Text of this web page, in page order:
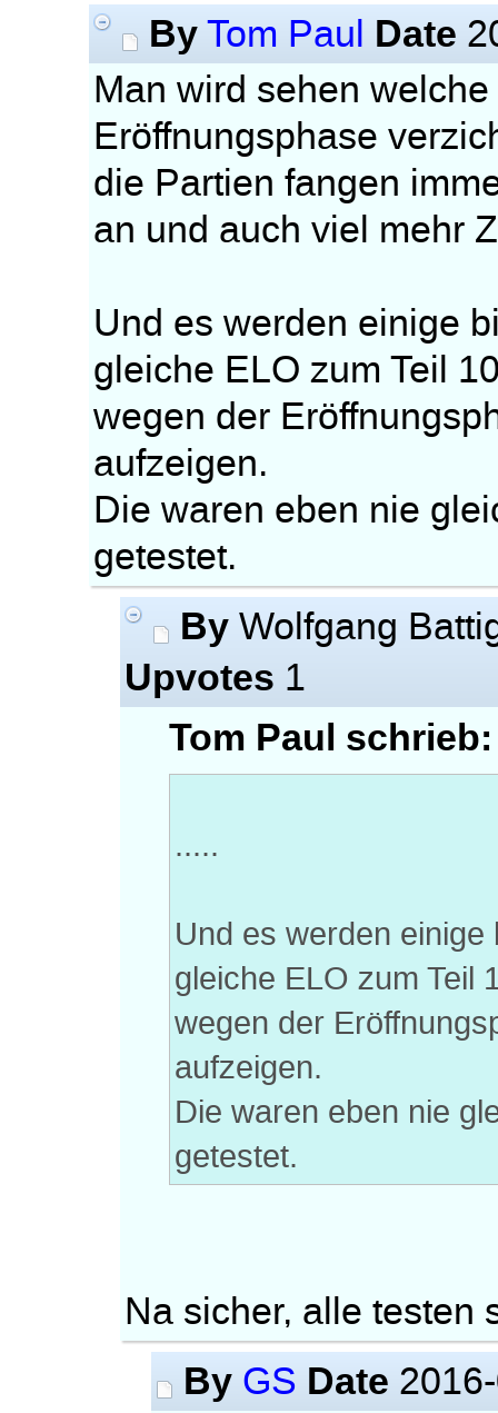
By Tom Paul Date
Man wird sehen
Eröffnungsphase
die Partien fangen
an und auch viel mehr
Und es werden einige
gleiche ELO zum Teil
wegen der
aufzeigen.
Die waren eben nie
getestet.
By Wolfgang
Upvotes 1
Tom Paul schrieb:
.....
Und es werden
gleiche ELO zum Teil
wegen der
aufzeigen.
Die waren eben nie
getestet.
Na sicher, alle testen
By GS Date